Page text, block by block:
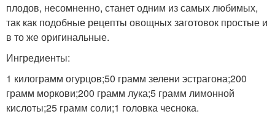
плодов, несомненно, станет одним из самых любимых,
так как подобные рецепты овощных заготовок простые и
в то же оригинальные.
Ингредиенты:
1 килограмм огурцов;50 грамм зелени эстрагона;200
грамм моркови;200 грамм лука;5 грамм лимонной
кислоты;25 грамм соли;1 головка чеснока.